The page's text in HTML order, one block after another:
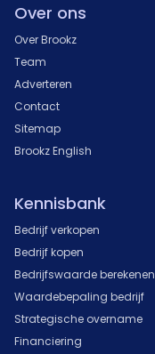
Over ons
Over Brookz
Team
Adverteren
Contact
Sitemap
Brookz English
Kennisbank
Bedrijf verkopen
Bedrijf kopen
Bedrijfswaarde berekenen
Waardebepaling bedrijf
Strategische overname
Financiering